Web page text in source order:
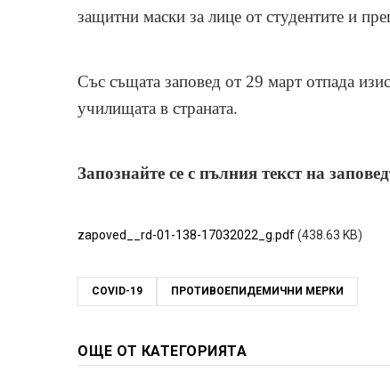
защитни маски за лице от студентите и
Със същата заповед от 29 март отпада
училищата в страната.
Запознайте се с пълния текст на
zapoved__rd-01-138-17032022_g.pdf(438.63 KB)
COVID-19 ПРОТИВОЕПИДЕМИЧНИ МЕРКИ
ОЩЕ ОТ КАТЕГОРИЯТА